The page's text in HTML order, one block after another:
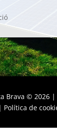
Brava © 2026
Política de